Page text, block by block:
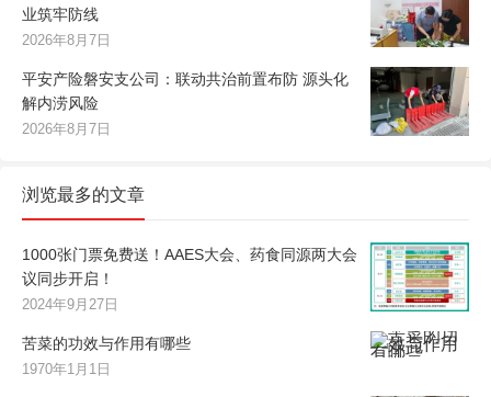
业筑牢防线
2026年8月7日
平安产险磐安支公司：联动共治前置布防 源头化
解内涝风险
2026年8月7日
浏览最多的文章
1000张门票免费送！AAES大会、药食同源两大会
议同步开启！
2024年9月27日
苦菜的功效与作用有哪些
1970年1月1日